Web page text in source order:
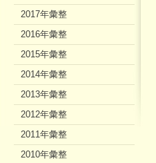
2017年彙整
2016年彙整
2015年彙整
2014年彙整
2013年彙整
2012年彙整
2011年彙整
2010年彙整